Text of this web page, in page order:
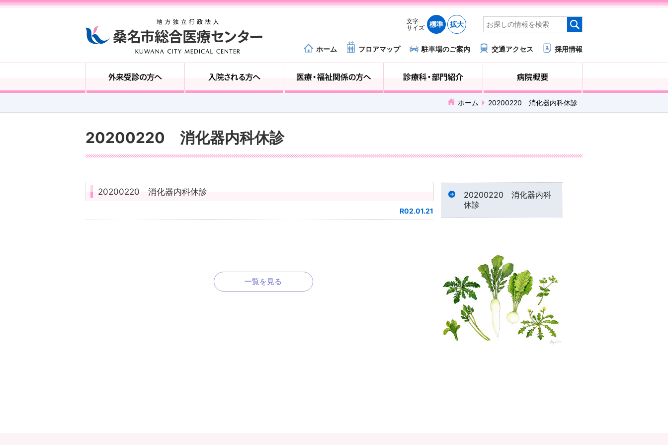
文字
サイズ
標準 拡大
ホーム フロアマップ 駐車場のご案内 交通アクセス 採用情報
ホーム 20200220 消化器内科休診
20200220 消化器内科休診
20200220 消化器内科休診
R02.01.21
一覧を見る
20200220 消化器内科
休診